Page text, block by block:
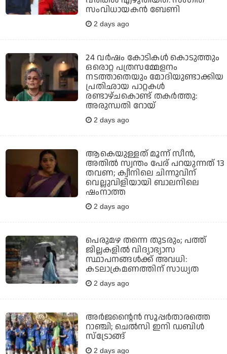
സംവിധായകൻ ബേണി
2 days ago
24 വര്‍ഷം കോടികള്‍ കൊടുത്തും
ഒരൊറ്റ പത്രസമ്മേളനം
നടത്താതെയും മോദിയുണ്ടാക്കിയ
പ്രതിഛായ പാറ്റകള്‍
രണ്ടാഴ്ചകൊണ്ട് തകര്‍ത്തു:
അരുന്ധതി റോയ്
2 days ago
ആകെയുള്ളത് മൂന്ന് സീന്‍,
അതില്‍ സ്വന്തം പേര് പറയുന്നത് 13
തവണ; ക്വീനിലെ ചിന്നുവിന്
വെല്ലുവിളിയായി ബാലനിലെ
ഷംനാത്ത
2 days ago
പെരുമഴ തന്നെ തുടരും; പത്ത്
ജില്ലകളില്‍ വിദ്യാഭ്യാസ
സ്ഥാപനങ്ങള്‍ക്ക് അവധി:
കടലാക്രമണത്തിന് സാധ്യത
2 days ago
അർജന്റൈൻ സൂപ്പർതാരത്തെ
റാഞ്ചി; ചെൽസി ഇനി ഡബിൾ
സ്ട്രോങ്ങ്
2 days ago